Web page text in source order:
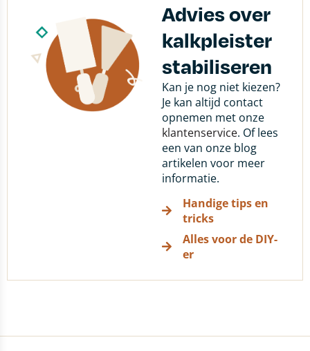
Advies over
kalkpleister
stabiliseren
Kan je nog niet kiezen?
Je kan altijd contact
opnemen met onze
klantenservice. Of lees
een van onze blog
artikelen voor meer
informatie.
Handige tips en
tricks
Alles voor de DIY-
er